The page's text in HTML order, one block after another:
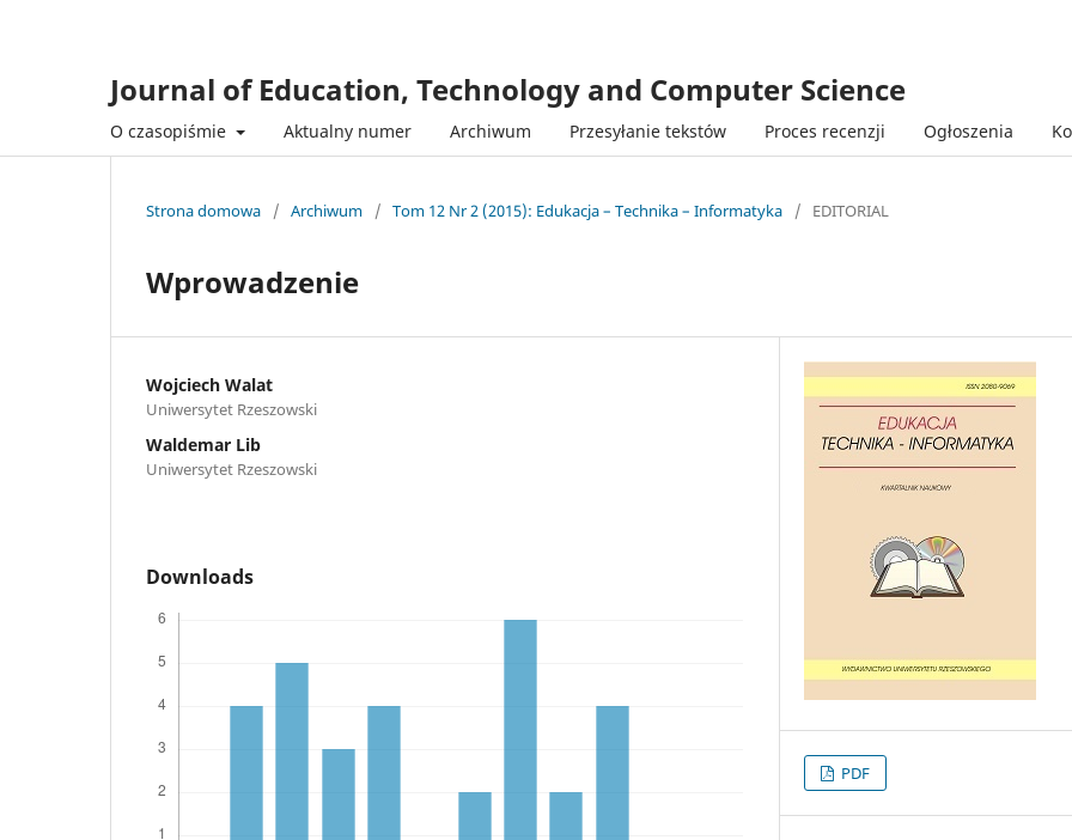
Journal of Education, Technology and Computer Science
O czasopiśmie Aktualny numer Archiwum Przesyłanie tekstów Proces recenzji Ogłoszenia
Strona domowa / Archiwum / Tom 12 Nr 2 (2015): Edukacja – Technika – Informatyka / EDITORIAL
Wprowadzenie
Wojciech Walat
Uniwersytet Rzeszowski
Waldemar Lib
Uniwersytet Rzeszowski
Downloads
PDF